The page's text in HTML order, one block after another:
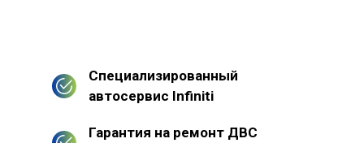
Специализированный
автосервис Infiniti
Гарантия на ремонт ДВС